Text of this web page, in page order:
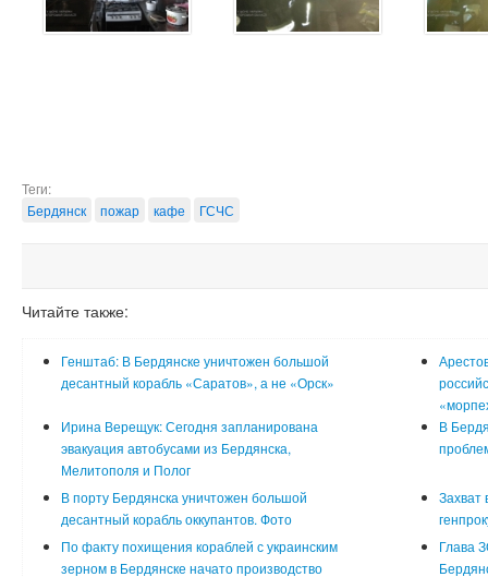
Теги:
Бердянск
пожар кафе ГСЧС
Читайте также:
Генштаб: В Бердянске уничтожен большой
десантный корабль «Саратов», а не «Орск»
Ирина Верещук: Сегодня запланирована
эвакуация автобусами из Бердянска,
Мелитополя и Полог
В
В порту Бердянска уничтожен большой
десантный корабль оккупантов. Фото
Захват
По факту похищения кораблей с украинским
зерном в Бердянске начато производство
Глава